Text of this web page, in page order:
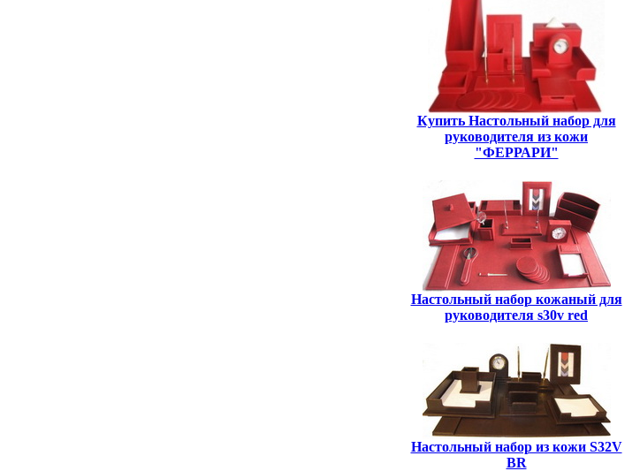
Купить Настольный набор для
руководителя из кожи
"ФЕРРАРИ"
Настольный набор кожаный для
руководителя s30v red
Настольный набор из кожи S32V
BR